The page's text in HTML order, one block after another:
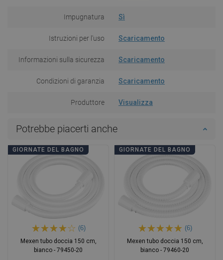
Impugnatura Sì
Istruzioni per l'uso Scaricamento
Informazioni sulla sicurezza Scaricamento
Condizioni di garanzia Scaricamento
Produttore Visualizza
Potrebbe piacerti anche
GIORNATE DEL BAGNO
(6)
Mexen tubo doccia 150 cm,
bianco - 79450-20
GIORNATE DEL BAGNO
(6)
Mexen tubo doccia 150 cm,
bianco - 79460-20